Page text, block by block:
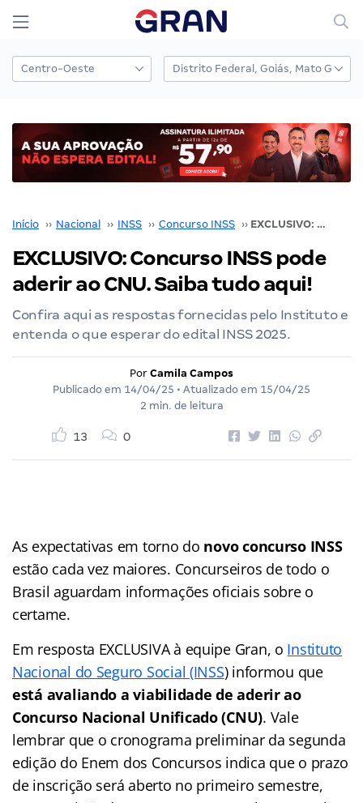
Início ›› Nacional ›› INSS ›› Concurso INSS ›› EXCLUSIVO: Concurso INSS pode aderir ao CNU. Saiba tudo aqui!
EXCLUSIVO: Concurso INSS pode
aderir ao CNU. Saiba tudo aqui!
Confira aqui as respostas fornecidas pelo Instituto e
entenda o que esperar do edital INSS 2025.
Por Camila Campos
Publicado em 14/04/25 • Atualizado em 15/04/25
2 min. de leitura
13 0
As expectativas em torno do novo concurso INSS
estão cada vez maiores. Concurseiros de todo o
Brasil aguardam informações oficiais sobre o
certame.
Em resposta EXCLUSIVA à equipe Gran, o Instituto
Nacional do Seguro Social (INSS) informou que
está avaliando a viabilidade de aderir ao
Concurso Nacional Unificado (CNU). Vale
lembrar que o cronograma preliminar da segunda
edição do Enem dos Concursos indica que o prazo
de inscrição será aberto no primeiro semestre,